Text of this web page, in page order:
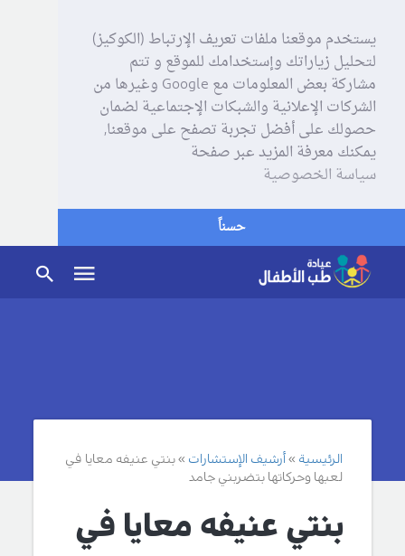
يستخدم موقعنا ملفات تعريف الإرتباط (الكوكيز)
لتحليل زياراتك وإستخدامك للموقع و تتم
مشاركة بعض المعلومات مع Google وغيرها من
الشركات الإعلانية والشبكات الإجتماعية لضمان
حصولك على أفضل تجربة تصفح على موقعنا,
يمكنك معرفة المزيد عبر صفحة
سياسة الخصوصية
حسناً
الرئيسية أرشيف الإستشارات
بنتي عنيفه معايا في
لعبها وحركاتها بتضربني جامد
بنتي عنيفه معايا في